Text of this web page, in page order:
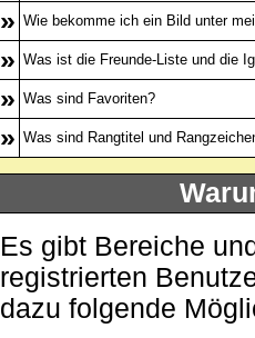
» Wie bekomme ich ein Bild unter
» Was ist die Freunde-Liste und die
» Was sind Favoriten?
» Was sind Rangtitel und
Es gibt Bereiche
registrierten
dazu folgende